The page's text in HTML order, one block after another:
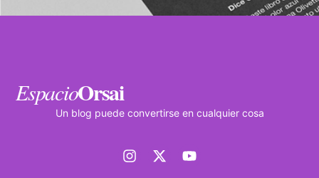
EspacioOrsai
Un blog puede convertirse en cualquier cosa